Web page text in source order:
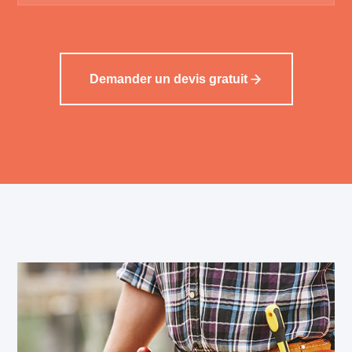
Demander un devis gratuit